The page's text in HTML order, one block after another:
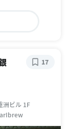
洲ビル 1F
17